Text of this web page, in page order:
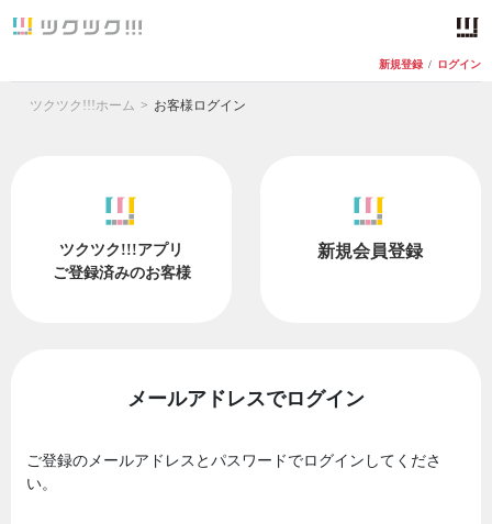
新規登録 / ログイン
ツクツク!!!ホーム お客様ログイン
ツクツク!!!アプリ
ご登録済みのお客様
新規会員登録
メールアドレスでログイン
ご登録のメールアドレスとパスワードでログインしてくださ
い。